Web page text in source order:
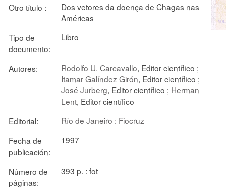
Otro título :
Dos vetores da doença de Chagas nas
Américas
Tipo de
documento:
Libro
Autores: Rodolfo U. Carcavallo, Editor científico ;
Itamar Galíndez Girón, Editor científico ;
José Jurberg, Editor científico ; Herman
Lent, Editor científico
Editorial:
Río de Janeiro : Fiocruz
Fecha de
publicación:
1997
Número de
páginas:
393 p. : fot